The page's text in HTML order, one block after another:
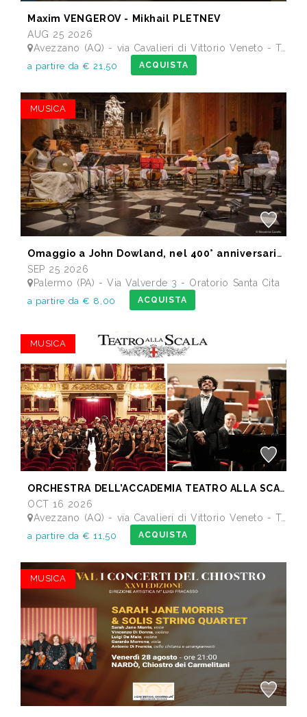
Maxim VENGEROV - Mikhail PLETNEV
AUG 25 2026
Avezzano (AQ) - via Cavalieri di Vittorio Veneto - Teatro dei Marsi
a partire da € 21,50 ACQUISTA
MUSICA
Omaggio a John Dowland, nel 400° anniversario della morte
SEP 25 2026
Palermo (PA) - Via Valverde 3 - Oratorio Santa Cita
a partire da € 8,00 ACQUISTA
MUSICA
ORCHESTRA DELL’ACCADEMIA TEATRO ALLA SCALA di Milano
OCT 16 2026
Avezzano (AQ) - via Cavalieri di Vittorio Veneto - Teatro dei Marsi
a partire da € 11,50 ACQUISTA
MUSICA